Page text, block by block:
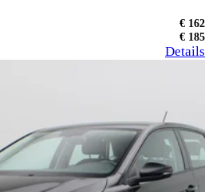
€ 162
€ 185
Details